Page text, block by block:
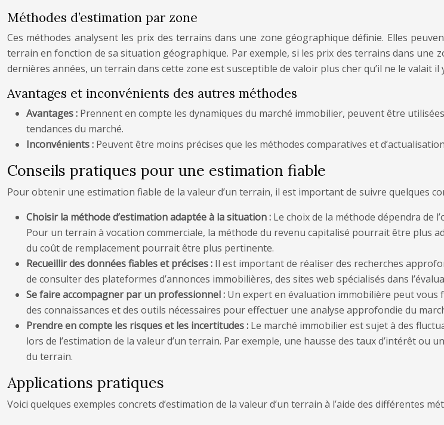
Méthodes d’estimation par zone
Ces méthodes analysent les prix des terrains dans une zone géographique définie. Elles
terrain en fonction de sa situation géographique. Par exemple, si les prix des terrains dans une
dernières années, un terrain dans cette zone est susceptible de valoir plus cher qu’il ne le valait il
Avantages et inconvénients des autres méthodes
Avantages : Prennent en compte les dynamiques du marché immobilier, peuvent être
tendances du marché.
Inconvénients : Peuvent être moins précises que les méthodes comparatives et
Conseils pratiques pour une estimation fiable
Pour obtenir une estimation fiable de la valeur d’un terrain, il est important de suivre quelques
Choisir la méthode d’estimation adaptée à la situation : Le choix de la méthode dépendra de
Pour un terrain à vocation commerciale, la méthode du revenu capitalisé pourrait être plus
du coût de remplacement pourrait être plus pertinente.
Recueillir des données fiables et précises : Il est important de réaliser des recherches
de consulter des plateformes d’annonces immobilières, des sites web spécialisés dans
Se faire accompagner par un professionnel : Un expert en évaluation immobilière peut
des connaissances et des outils nécessaires pour effectuer une analyse approfondie du
Prendre en compte les risques et les incertitudes : Le marché immobilier est sujet à des
lors de l’estimation de la valeur d’un terrain. Par exemple, une hausse des taux d’intérêt
du terrain.
Applications pratiques
Voici quelques exemples concrets d’estimation de la valeur d’un terrain à l’aide des différentes